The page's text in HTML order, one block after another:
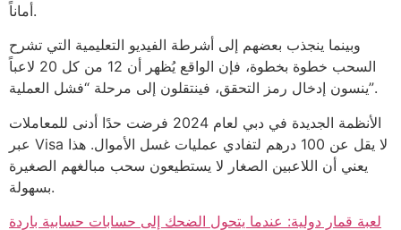
أماناً.
وبينما ينجذب بعضهم إلى أشرطة الفيديو التعليمية التي تشرح
السحب خطوة بخطوة، فإن الواقع يُظهر أن 12 من كل 20 لاعباً
ينسون إدخال رمز التحقق، فينتقلون إلى مرحلة “فشل العملية”.
الأنظمة الجديدة في دبي لعام 2024 فرضت حدًا أدنى للمعاملات
عبر Visa لا يقل عن 100 درهم لتفادي عمليات غسل الأموال. هذا
يعني أن اللاعبين الصغار لا يستطيعون سحب مبالغهم الصغيرة
بسهولة.
لعبة قمار دولية: عندما يتحول الضحك إلى حسابات حسابية باردة